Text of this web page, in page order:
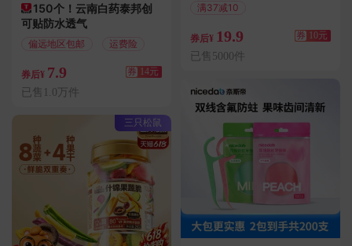
150个！云南白药泰邦创
可贴防水透气
偏远地区包邮 运费险
券后¥ 7.9 券 14元
已售1.0万件
三只松鼠
满37减10
券后¥ 19.9 券 10元
已售5000件